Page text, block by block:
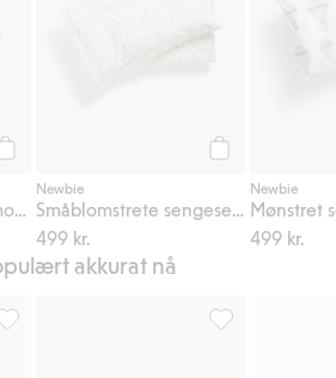
Newbie
499 kr.
Newbie
499 kr.
akkurat nå